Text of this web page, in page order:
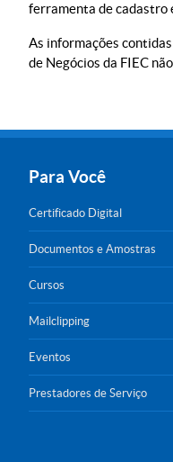
ferramenta de cadastro
As informações
de Negócios da FIEC
Para Você
Certificado Digital
Documentos e Amostras
Cursos
Mailclipping
Eventos
Prestadores de Serviço